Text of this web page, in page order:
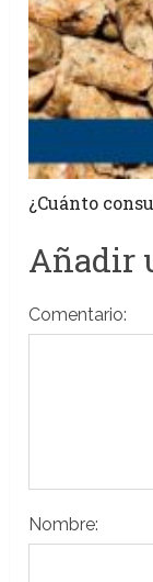
¿Cuánto
Añadir
Comentario:
Nombre: